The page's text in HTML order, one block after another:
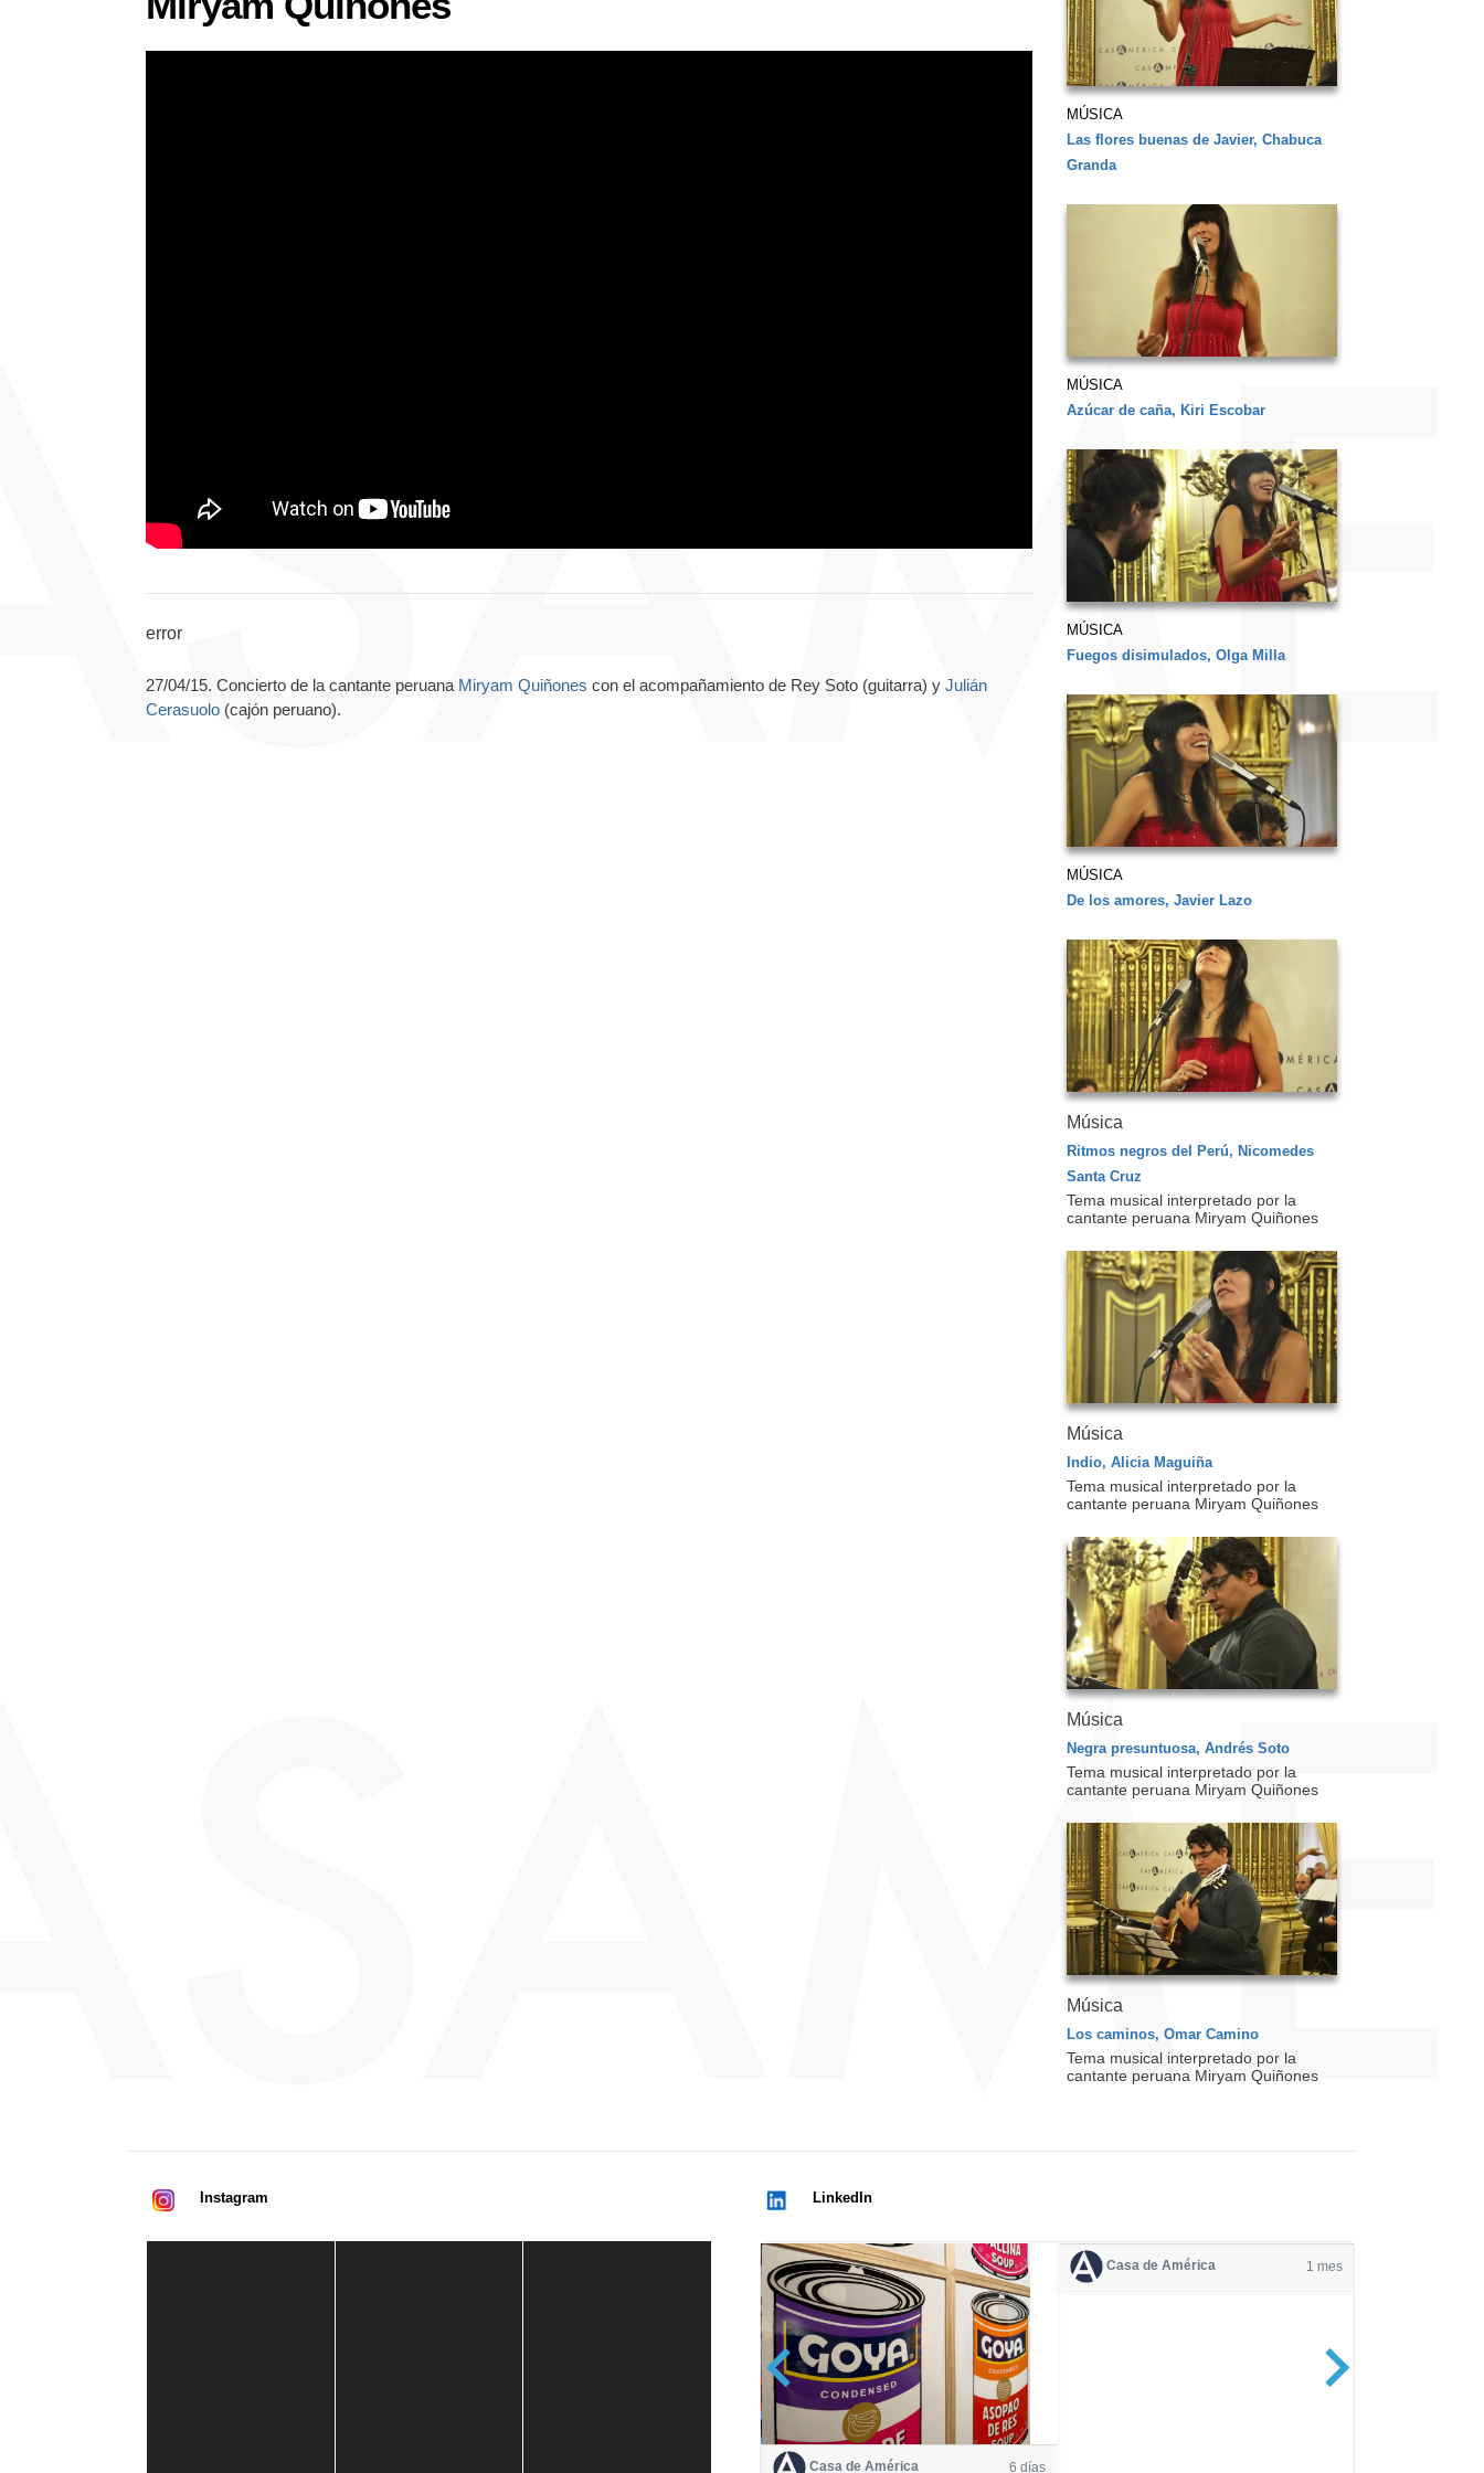
error
27/04/15. Concierto de la cantante peruana Miryam Quiñones con el acompañamiento de Rey Soto (guitarra) y Julián
Cerasuolo (cajón peruano).
MÚSICA
Las flores buenas de Javier, Chabuca
Granda
MÚSICA
Azúcar de caña, Kiri Escobar
MÚSICA
Fuegos disimulados, Olga Milla
MÚSICA
De los amores, Javier Lazo
Música
Ritmos negros del Perú, Nicomedes
Santa Cruz
Tema musical interpretado por la
cantante peruana Miryam Quiñones
Música
Indio, Alicia Maguiña
Tema musical interpretado por la
cantante peruana Miryam Quiñones
Música
Negra presuntuosa, Andrés Soto
Tema musical interpretado por la
cantante peruana Miryam Quiñones
Música
Los caminos, Omar Camino
Tema musical interpretado por la
cantante peruana Miryam Quiñones
Instagram LinkedIn
Casa de América 6 días
Casa de América 1 mes